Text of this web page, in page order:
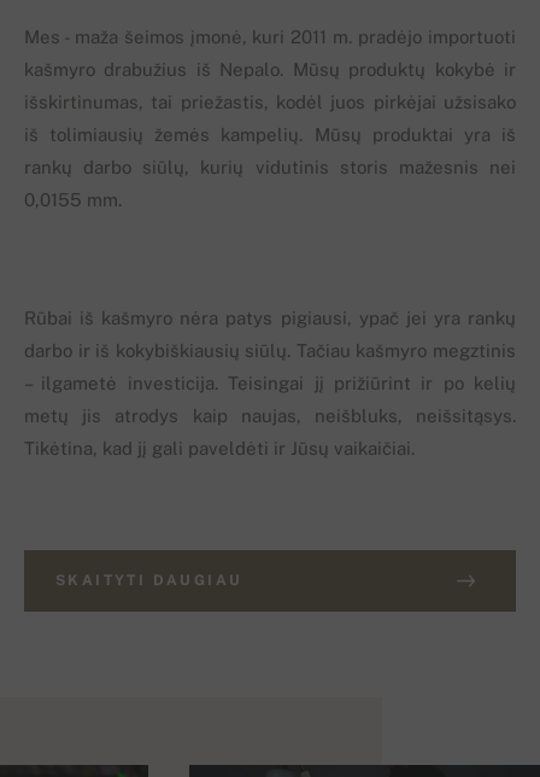
Mes - maža šeimos įmonė, kuri 2011 m. pradėjo importuoti
kašmyro drabužius iš Nepalo. Mūsų produktų kokybė ir
išskirtinumas, tai priežastis, kodėl juos pirkėjai užsisako
iš tolimiausių žemės kampelių. Mūsų produktai yra iš
rankų darbo siūlų, kurių vidutinis storis mažesnis nei
0,0155 mm.
Rūbai iš kašmyro nėra patys pigiausi, ypač jei yra rankų
darbo ir iš kokybiškiausių siūlų. Tačiau kašmyro megztinis
– ilgametė investicija. Teisingai jį prižiūrint ir po kelių
metų jis atrodys kaip naujas, neišbluks, neišsitąsys.
Tikėtina, kad jį gali paveldėti ir Jūsų vaikaičiai.
SKAITYTI DAUGIAU